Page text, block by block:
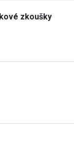
zkoušky